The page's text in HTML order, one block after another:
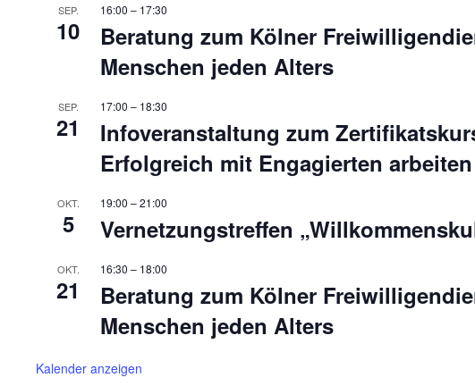
SEP.
10
16:00 – 17:30
Beratung zum Kölner
Menschen jeden Alters
SEP.
21
17:00 – 18:30
Infoveranstaltung zum
Erfolgreich mit Engagierten arbeiten
OKT.
5
19:00 –21:00
Vernetzungstreffen
OKT.
21
16:30 – 18:00
Beratung zum Kölner
Menschen jeden Alters
Kalender anzeigen